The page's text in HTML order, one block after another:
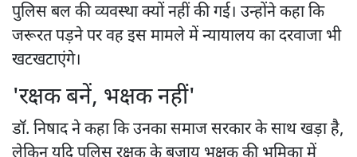
पुलिस बल की व्यवस्था क्यों नहीं की गई। उन्होंने कहा कि
जरूरत पड़ने पर वह इस मामले में न्यायालय का दरवाजा भी
खटखटाएंगे।
'रक्षक बनें, भक्षक नहीं'
डॉ. निषाद ने कहा कि उनका समाज सरकार के साथ खड़ा है,